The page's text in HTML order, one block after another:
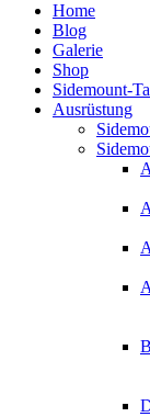
Home
Blog
Galerie
Shop
Sidemount-
Ausrüstung